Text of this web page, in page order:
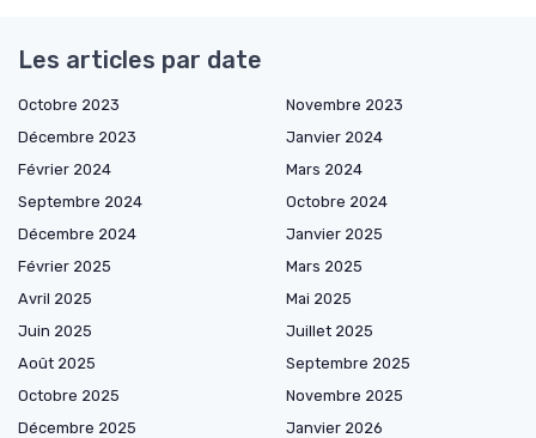
Les articles par date
Octobre 2023
Novembre 2023
Décembre 2023
Janvier 2024
Février 2024
Mars 2024
Septembre 2024
Octobre 2024
Décembre 2024
Janvier 2025
Février 2025
Mars 2025
Avril 2025
Mai 2025
Juin 2025
Juillet 2025
Août 2025
Septembre 2025
Octobre 2025
Novembre 2025
Décembre 2025
Janvier 2026